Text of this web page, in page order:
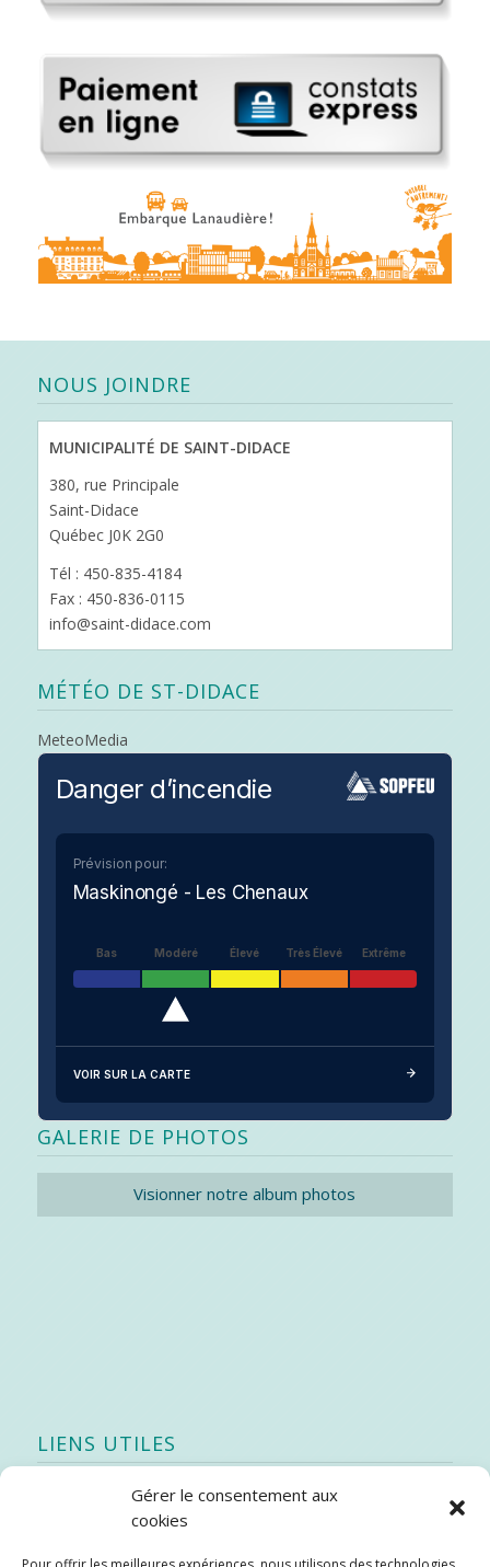
Gérer le consentement aux
cookies
NOUS JOINDRE
MUNICIPALITÉ DE SAINT-DIDACE
380, rue Principale
Saint-Didace
Québec J0K 2G0
Tél : 450-835-4184
Fax : 450-836-0115
info@saint-didace.com
MÉTÉO DE ST-DIDACE
MeteoMedia
Danger d’incendie
Prévision pour:
Maskinongé - Les Chenaux
Bas Modéré Élevé Très Élevé Extrême
VOIR SUR LA CARTE
GALERIE DE PHOTOS
Visionner notre album photos
LIENS UTILES
Quoi de neuf